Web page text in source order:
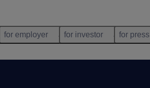
for employer for investor for press